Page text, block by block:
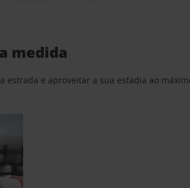
medida
e aproveitar a sua estadia ao